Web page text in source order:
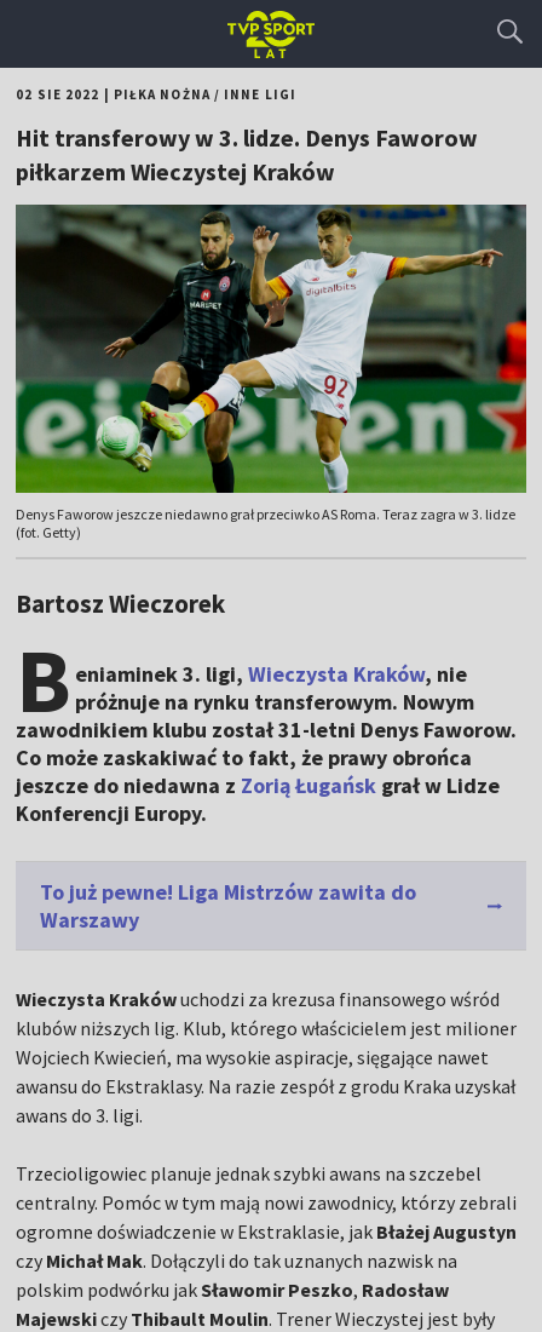
02 SIE 2022 PIŁKA NOŻNA/ INNE LIGI
Hit transferowy w 3. lidze. Denys Faworow
piłkarzem Wieczystej Kraków
Denys Faworow jeszcze niedawno grał przeciwko AS Roma. Teraz zagra w 3. lidze
(fot. Getty)
Bartosz Wieczorek
B eniaminek 3. ligi,Wieczysta Kraków, nie
próżnuje na rynku transferowym. Nowym
zawodnikiem klubu został 31-letni Denys Faworow.
Co może zaskakiwać to fakt, że prawy obrońca
jeszcze do niedawna z Zorią Ługańsk grał w Lidze
Konferencji Europy.
To już pewne! Liga Mistrzów zawita do
Warszawy
Wieczysta Krakówuchodzi za krezusa finansowego wśród
klubów niższych lig. Klub, którego właścicielem jest milioner
Wojciech Kwiecień, ma wysokie aspiracje, sięgające nawet
awansu do Ekstraklasy. Na razie zespół z grodu Kraka uzyskał
awans do 3. ligi.
Trzecioligowiec planuje jednak szybki awans na szczebel
centralny. Pomóc w tym mają nowi zawodnicy, którzy zebrali
ogromne doświadczenie w Ekstraklasie, jak Błażej Augustyn
czy Michał Mak. Dołączyli do tak uznanych nazwisk na
polskim podwórku jakSławomir Peszko, Radosław
Majewskiczy Thibault Moulin. Trener Wieczystej jest były